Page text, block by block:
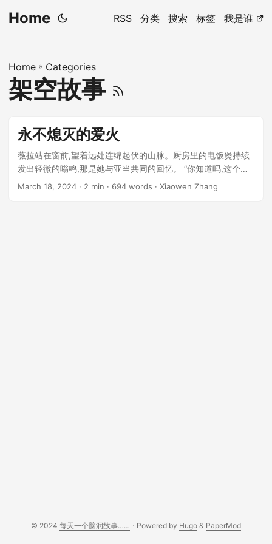
Home RSS 分类 搜索 标签 我是谁
Home » Categories
架空故事
永不熄灭的爱火
薇拉站在窗前,望着远处连绵起伏的山脉。厨房里的电饭煲持续
发出轻微的嗡鸣,那是她与亚当共同的回忆。 “你知道吗,这个电
饭煲永远不会停下,“亚当曾这样对她说,“就像我对你的爱一样。”
March 18, 2024 · 2 min · 694 words · Xiaowen Zhang
© 2024 每天一个脑洞故事…… · Powered by Hugo & PaperMod